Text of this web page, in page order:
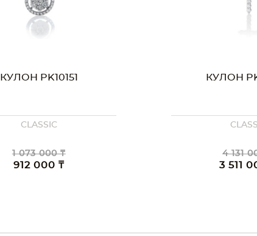
КУЛОН PK10151
CLASSIC
1 073 000 ₸
912 000 ₸
КУЛОН
4 131
3 511